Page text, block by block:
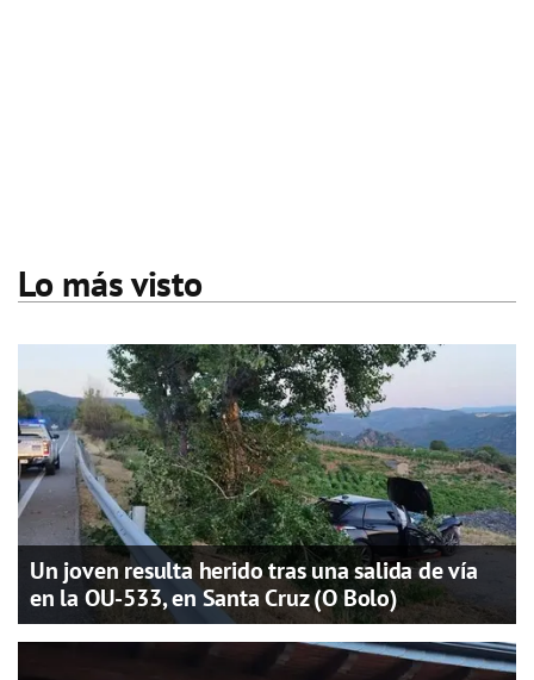
Lo más visto
Un joven resulta herido tras una salida de vía
en la OU-533, en Santa Cruz (O Bolo)